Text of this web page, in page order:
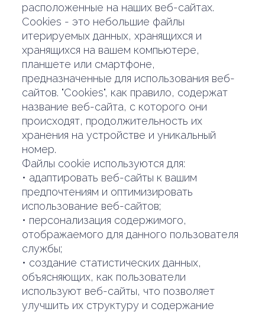
расположенные на наших веб-сайтах.
Cookies - это небольшие файлы
итерируемых данных, хранящихся и
хранящихся на вашем компьютере,
планшете или смартфоне,
предназначенные для использования веб-
сайтов. "Cookies", как правило, содержат
название веб-сайта, с которого они
происходят, продолжительность их
хранения на устройстве и уникальный
номер.
Файлы cookie используются для:
• адаптировать веб-сайты к вашим
предпочтениям и оптимизировать
использование веб-сайтов;
• персонализация содержимого,
отображаемого для данного пользователя
службы;
• создание статистических данных,
объясняющих, как пользователи
используют веб-сайты, что позволяет
улучшить их структуру и содержание